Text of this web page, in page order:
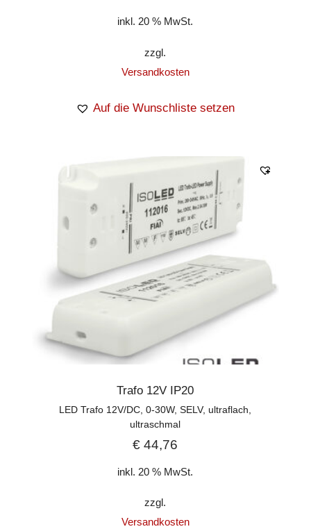
inkl. 20 % MwSt.
zzgl.
Versandkosten
Auf die Wunschliste setzen
Trafo 12V IP20
LED Trafo 12V/DC, 0-30W, SELV, ultraflach,
ultraschmal
€ 44,76
inkl. 20 % MwSt.
zzgl.
Versandkosten